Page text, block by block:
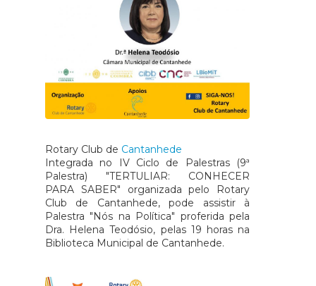
Rotary Club de Cantanhede
Integrada no IV Ciclo de Palestras (9ª
Palestra) "TERTULIAR: CONHECER
PARA SABER" organizada pelo Rotary
Club de Cantanhede, pode assistir à
Palestra "Nós na Política" proferida pela
Dra. Helena Teodósio, pelas 19 horas na
Biblioteca Municipal de Cantanhede.